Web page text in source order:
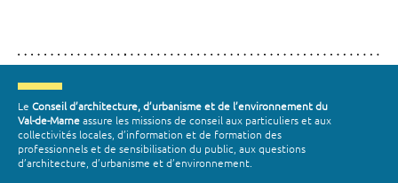
Le Conseil d’architecture, d’urbanisme et de l’environnement du
Val-de-Marneassure les missions de conseil aux particuliers et aux
collectivités locales, d’information et de formation des
professionnels et de sensibilisation du public, aux questions
d’architecture, d’urbanisme et d’environnement.